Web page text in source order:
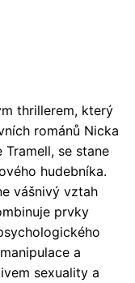
thrillerem, který
románů Nicka
Tramell, se stane
hudebníka.
vášnivý vztah
prvky
a
sexuality a